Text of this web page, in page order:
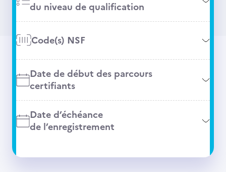
du niveau de qualification
Code(s) NSF
Date de début des parcours
certifiants
Date d’échéance
de l’enregistrement